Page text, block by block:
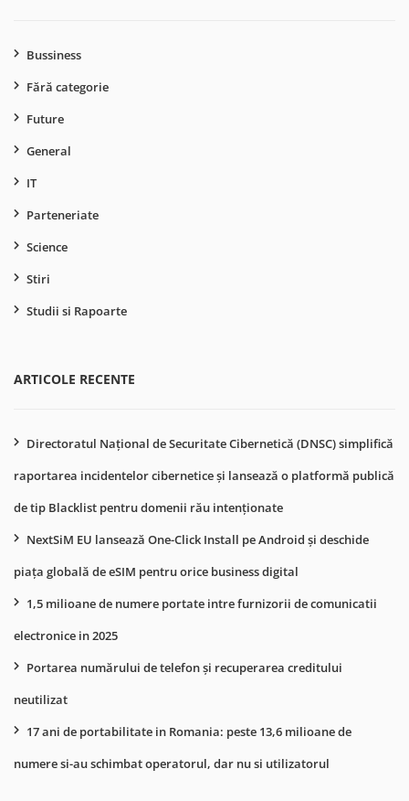
Bussiness
Fără categorie
Future
General
IT
Parteneriate
Science
Stiri
Studii si Rapoarte
ARTICOLE RECENTE
Directoratul Național de Securitate Cibernetică (DNSC) simplifică
raportarea incidentelor cibernetice și lansează o platformă publică
de tip Blacklist pentru domenii rău intenționate
NextSiM EU lansează One-Click Install pe Android și deschide
piața globală de eSIM pentru orice business digital
1,5 milioane de numere portate intre furnizorii de comunicatii
electronice in 2025
Portarea numărului de telefon și recuperarea creditului
neutilizat
17 ani de portabilitate in Romania: peste 13,6 milioane de
numere si-au schimbat operatorul, dar nu si utilizatorul